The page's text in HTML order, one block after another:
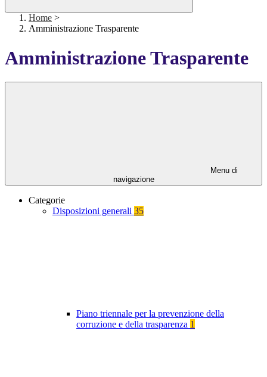
Home >
Amministrazione Trasparente
Amministrazione Trasparente
Menu di
navigazione
Categorie
Disposizioni generali 35
Piano triennale per la prevenzione della
corruzione e della trasparenza 1